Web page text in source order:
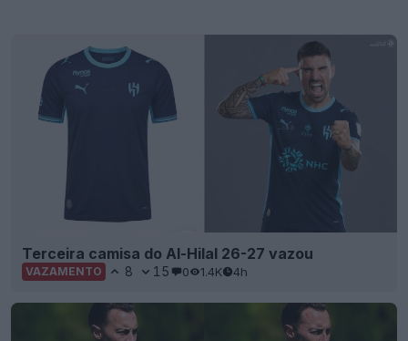
Terceira camisa do Al-Hilal 26-27 vazou
VAZAMENTO 8 15 0 1.4K 4h